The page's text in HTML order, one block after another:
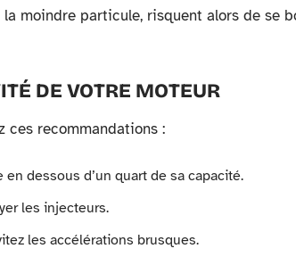
la moindre particule, risquent alors de se
DE VOTRE MOTEUR
ces recommandations :
dessous d’un quart de sa capacité.
les injecteurs.
les accélérations brusques.